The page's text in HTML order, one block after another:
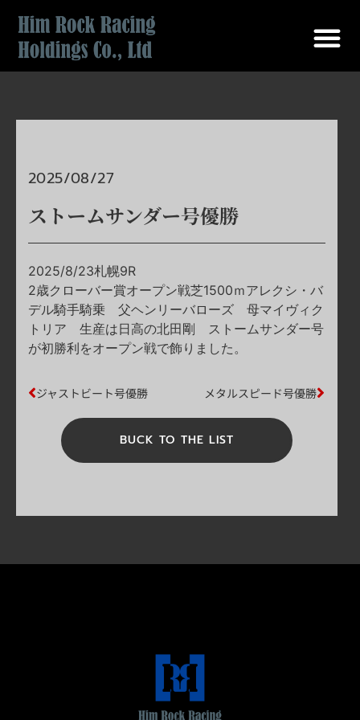
2025/08/27
ストームサンダー号優勝
2025/8/23札幌9R
2歳クローバー賞オープン戦芝1500ｍアレクシ・バ
デル騎手騎乗 父ヘンリーバローズ 母マイヴィク
トリア 生産は日高の北田剛 ストームサンダー号
が初勝利をオープン戦で飾りました。
ジャストビート号優勝 メタルスピード号優勝
BUCK TO THE LIST